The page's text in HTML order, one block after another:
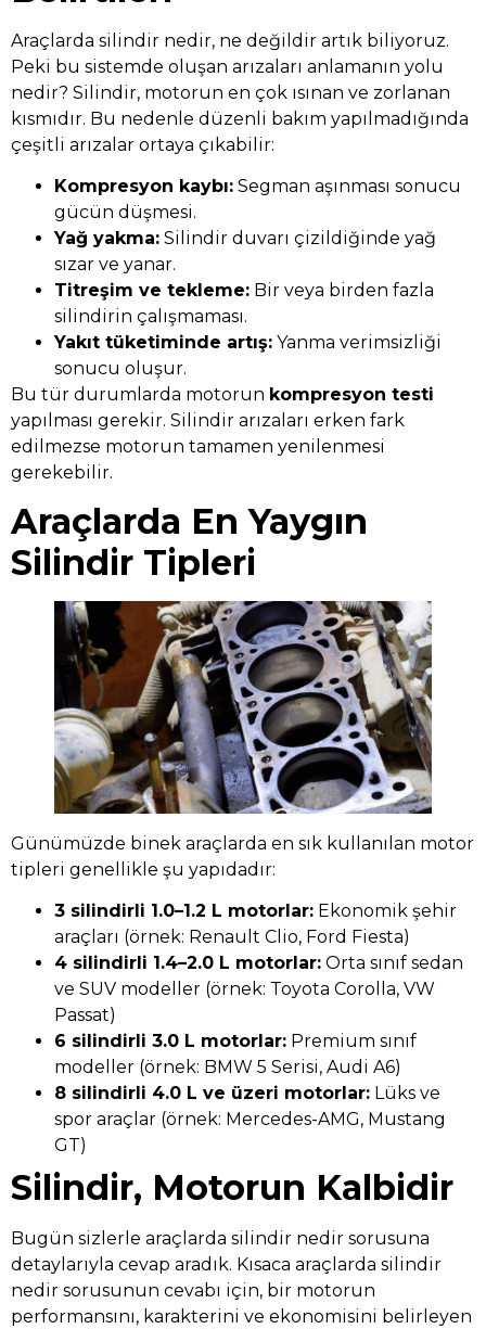
Araçlarda silindir nedir, ne değildir artık biliyoruz.
Peki bu sistemde oluşan arızaları anlamanın yolu
nedir? Silindir, motorun en çok ısınan ve zorlanan
kısmıdır. Bu nedenle düzenli bakım yapılmadığında
çeşitli arızalar ortaya çıkabilir:
Kompresyon kaybı: Segman aşınması sonucu
gücün düşmesi.
Yağ yakma: Silindir duvarı çizildiğinde yağ
sızar ve yanar.
Titreşim ve tekleme: Bir veya birden fazla
silindirin çalışmaması.
Yakıt tüketiminde artış: Yanma verimsizliği
sonucu oluşur.
Bu tür durumlarda motorun kompresyon testi
yapılması gerekir. Silindir arızaları erken fark
edilmezse motorun tamamen yenilenmesi
gerekebilir.
Araçlarda En Yaygın
Silindir Tipleri
Günümüzde binek araçlarda en sık kullanılan motor
tipleri genellikle şu yapıdadır:
3 silindirli 1.0–1.2 L motorlar: Ekonomik şehir
araçları (örnek: Renault Clio, Ford Fiesta)
4 silindirli 1.4–2.0 L motorlar: Orta sınıf sedan
ve SUV modeller (örnek: Toyota Corolla, VW
Passat)
6 silindirli 3.0 L motorlar: Premium sınıf
modeller (örnek: BMW 5 Serisi, Audi A6)
8 silindirli 4.0 L ve üzeri motorlar: Lüks ve
spor araçlar (örnek: Mercedes-AMG, Mustang
GT)
Silindir, Motorun Kalbidir
Bugün sizlerle araçlarda silindir nedir sorusuna
detaylarıyla cevap aradık. Kısaca araçlarda silindir
nedir sorusunun cevabı için, bir motorun
performansını, karakterini ve ekonomisini belirleyen